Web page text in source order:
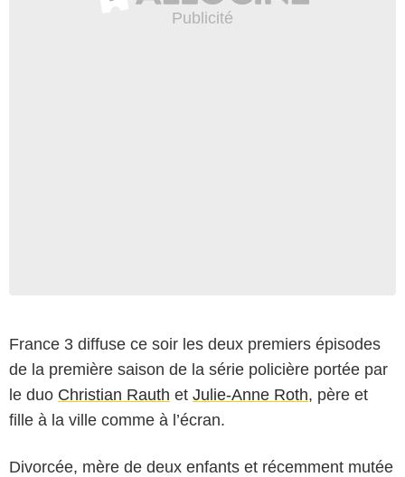
France 3 diffuse ce soir les deux premiers épisodes
de la première saison de la série policière portée par
le duo Christian Rauth et Julie-Anne Roth, père et
fille à la ville comme à l’écran.
Divorcée, mère de deux enfants et récemment mutée